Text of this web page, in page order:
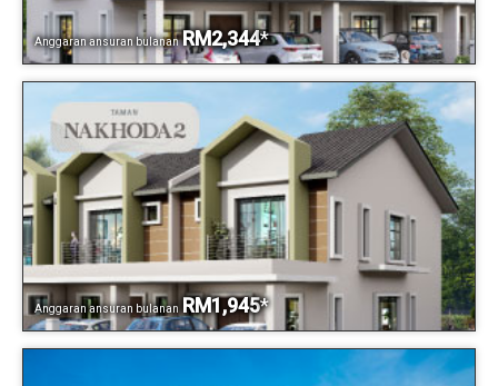
Anggaran ansuran bulanan RM2,344*
Anggaran ansuran bulanan RM1,945*